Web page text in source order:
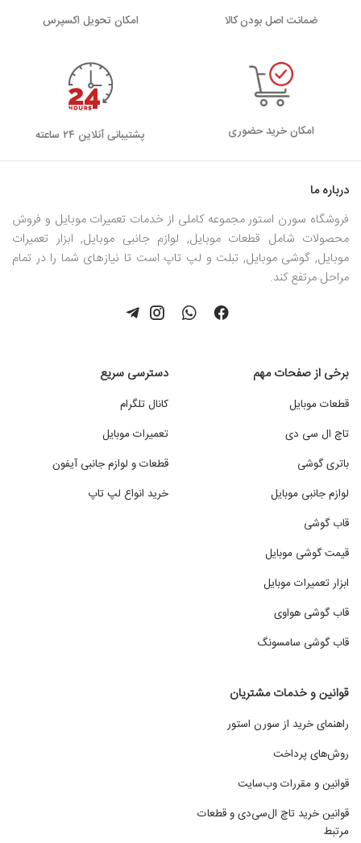
ضمانت اصل بودن کالا اﻣﮑﺎن ﺗﺤﻮﯾﻞ اﮐﺴﭙﺮس
امکان خرید حضوری پشتیبانی آنلاین ۲۴ ساعته
درباره ما
فروشگاه سورن استور مجموعه کاملی از خدمات تعمیرات موبایل و فروش
محصولات شامل قطعات موبایل, لوازم جانبی موبایل, ابزار تعمیرات
موبایل, گوشی موبایل, تبلت و لپ تاپ است تا نیازهای شما را در تمام
مراحل مرتفع کند.
برخی از صفحات مهم
قطعات موبایل
تاچ ال سی دی
باتری گوشی
لوازم جانبی موبایل
قاب گوشی
قیمت گوشی موبایل
ابزار تعمیرات موبایل
قاب گوشی هواوی
قاب گوشی سامسونگ
دسترسی سریع
کانال تلگرام
تعمیرات موبایل
قطعات و لوازم جانبی آیفون
خرید انواع لپ تاپ
قوانین و خدمات مشتریان
راهنمای خرید از سورن استور
روش‌های پرداخت
قوانین و مقررات وب‌سایت
قوانین خرید تاچ ال‌سی‌دی و قطعات
مرتبط